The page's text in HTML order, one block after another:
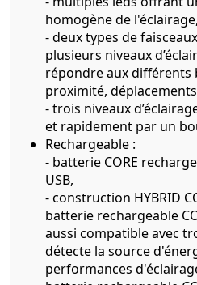
homogène de l'éclairage,
- deux types de
plusieurs niveaux
répondre aux différents
proximité,
- trois niveaux
et rapidement par un
Rechargeable :
- batterie CORE
USB,
- construction HYBRID
batterie rechargeable
aussi compatible avec
détecte la source
performances